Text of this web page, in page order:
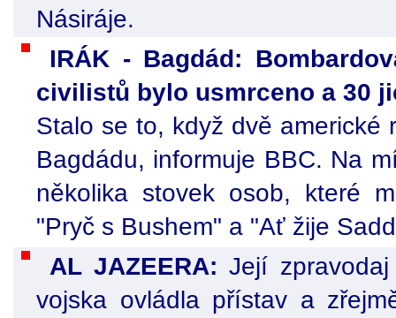
Násiráje.
IRÁK - Bagdád:
civilistů bylo usmrceno a 30
Stalo se to, když dvě
Bagdádu, informuje BBC. Na
několika stovek osob, které
"Pryč s Bushem" a "Ať žije
AL JAZEERA:Její
vojska ovládla přístav a